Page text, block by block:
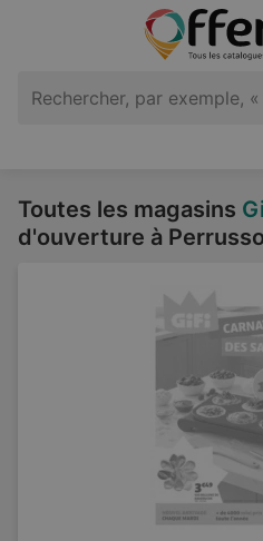
Toutes les magasins
d'ouverture à